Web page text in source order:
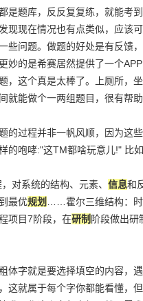
是题库，反反复复练，就能考
现现在情况也有点类似，应该
些问题。做题的好处是有反馈
妙的是希赛居然提供了一个
，这个真是太棒了。上厕所，
就能做个一两组题目，很有帮助
的过程并非一帆风顺，因为这
的咆哮:"这TM都啥玩意儿!" 比
对系统的结构、元素、 信息和
最优规划 ……霍尔三维结构：时
项目7阶段，在研制 阶段做出研
体字就是要选择填空的内容，
这就属于每个字你都能看懂，